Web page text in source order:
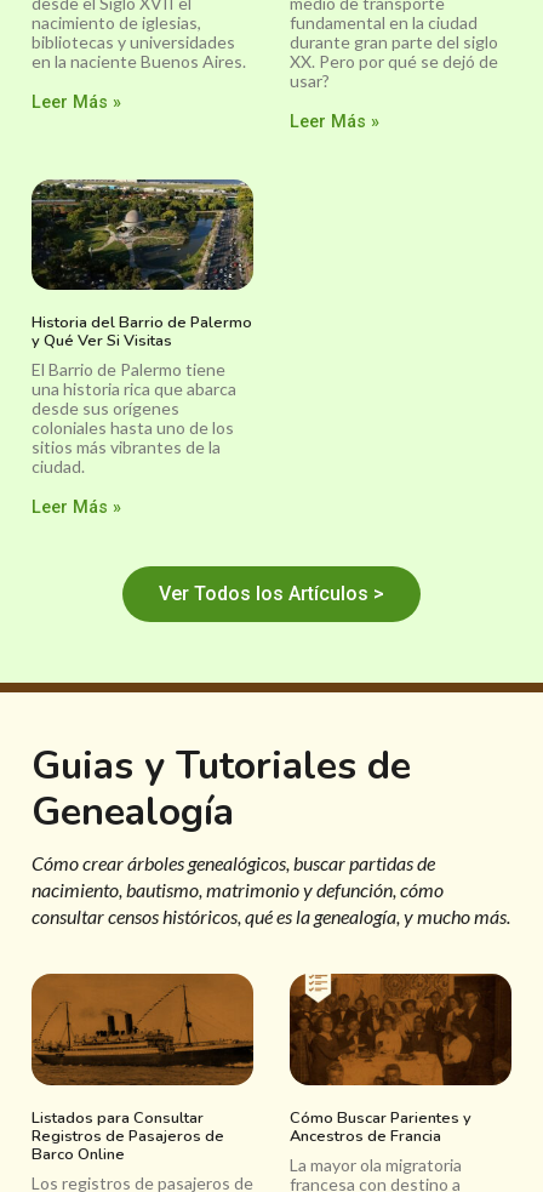
nacimiento de iglesias,
bibliotecas y universidades
en la naciente Buenos Aires.
Leer Más »
fundamental en la ciudad
durante gran parte del siglo
XX. Pero por qué se dejó de
usar?
Leer Más »
Historia del Barrio de Palermo
y Qué Ver Si Visitas
El Barrio de Palermo tiene
una historia rica que abarca
desde sus orígenes
coloniales hasta uno de los
sitios más vibrantes de la
ciudad.
Leer Más »
Ver Todos los Artículos >
Guias y Tutoriales de
Genealogía
Cómo crear árboles genealógicos, buscar partidas de
nacimiento, bautismo, matrimonio y defunción, cómo
consultar censos históricos, qué es la genealogía, y mucho más.
Listados para Consultar
Registros de Pasajeros de
Barco Online
Los registros de pasajeros de
Cómo Buscar Parientes y
Ancestros de Francia
La mayor ola migratoria
francesa con destino a